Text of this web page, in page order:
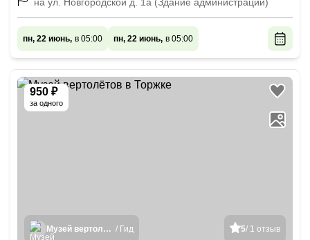
пн, 22 июнь, в 05:00 пн, 22 июнь, в 05:00
950 ₽
за одного
5/ 1 отзыв
Музей вертолётов / Гид